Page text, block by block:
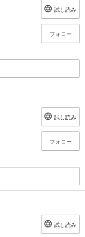
試し読み
フォロー
試し読み
フォロー
試し読み